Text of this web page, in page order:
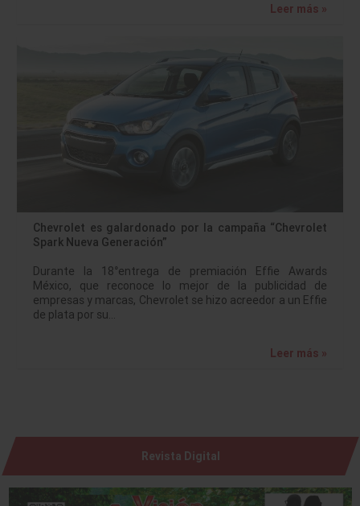
Leer más »
Chevrolet es galardonado por la campaña “Chevrolet
Spark Nueva Generación”
Durante la 18°entrega de premiación Effie Awards
México, que reconoce lo mejor de la publicidad de
empresas y marcas, Chevrolet se hizo acreedor a un Effie
de plata por su…
Leer más »
Revista Digital